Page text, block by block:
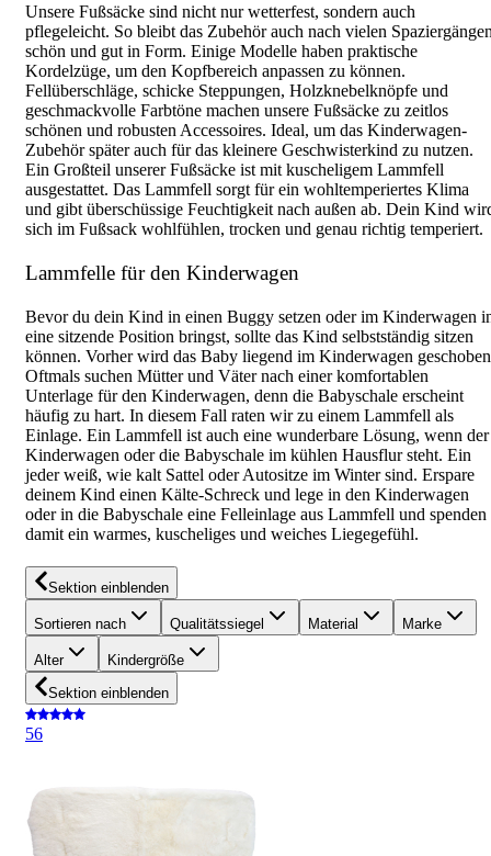
Unsere Fußsäcke sind nicht nur wetterfest, sondern auch
pflegeleicht. So bleibt das Zubehör auch nach vielen
schön und gut in Form. Einige Modelle haben praktische
Kordelzüge, um den Kopfbereich anpassen zu können.
Fellüberschläge, schicke Steppungen, Holzknebelknöpfe und
geschmackvolle Farbtöne machen unsere Fußsäcke zu zeitlos
schönen und robusten Accessoires. Ideal, um das Kinderwagen-
Zubehör später auch für das kleinere Geschwisterkind zu nutzen.
Ein Großteil unserer Fußsäcke ist mit kuscheligem Lammfell
ausgestattet. Das Lammfell sorgt für ein wohltemperiertes Klima
und gibt überschüssige Feuchtigkeit nach außen ab. Dein Kind
sich im Fußsack wohlfühlen, trocken und genau richtig temperiert.
Lammfelle für den Kinderwagen
Bevor du dein Kind in einen Buggy setzen oder im Kinderwagen
eine sitzende Position bringst, sollte das Kind selbstständig sitzen
können. Vorher wird das Baby liegend im Kinderwagen
Oftmals suchen Mütter und Väter nach einer komfortablen
Unterlage für den Kinderwagen, denn die Babyschale erscheint
häufig zu hart. In diesem Fall raten wir zu einem Lammfell als
Einlage. Ein Lammfell ist auch eine wunderbare Lösung, wenn der
Kinderwagen oder die Babyschale im kühlen Hausflur steht. Ein
jeder weiß, wie kalt Sattel oder Autositze im Winter sind. Erspare
deinem Kind einen Kälte-Schreck und lege in den Kinderwagen
oder in die Babyschale eine Felleinlage aus Lammfell und spenden
damit ein warmes, kuscheliges und weiches Liegegefühl.
Sektion einblenden
Sortieren nach Qualitätssiegel Material Marke
Alter
Kindergröße
Sektion einblenden
56